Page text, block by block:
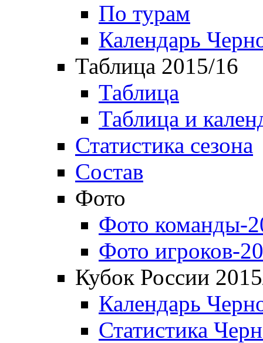
По турам
Календарь
Таблица 2015/16
Таблица
Таблица и
Статистика сезона
Состав
Фото
Фото команды-
Фото игроков-
Кубок России
Календарь
Статистика